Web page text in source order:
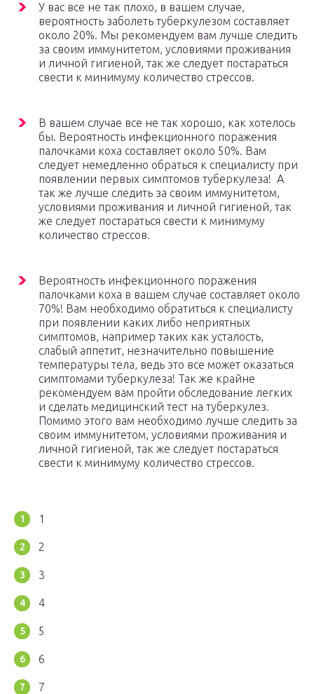
У вас все не так плохо, в вашем случае,
вероятность заболеть туберкулезом составляет
около 20%. Мы рекомендуем вам лучше следить
за своим иммунитетом, условиями проживания
и личной гигиеной, так же следует постараться
свести к минимуму количество стрессов.
В вашем случае все не так хорошо, как хотелось
бы. Вероятность инфекционного поражения
палочками коха составляет около 50%. Вам
следует немедленно обраться к специалисту при
появлении первых симптомов туберкулеза! А
так же лучше следить за своим иммунитетом,
условиями проживания и личной гигиеной, так
же следует постараться свести к минимуму
количество стрессов.
Вероятность инфекционного поражения
палочками коха в вашем случае составляет около
70%! Вам необходимо обратиться к специалисту
при появлении каких либо неприятных
симптомов, например таких как усталость,
слабый аппетит, незначительно повышение
температуры тела, ведь это все может оказаться
симптомами туберкулеза! Так же крайне
рекомендуем вам пройти обследование легких
и сделать медицинский тест на туберкулез.
Помимо этого вам необходимо лучше следить за
своим иммунитетом, условиями проживания и
личной гигиеной, так же следует постараться
свести к минимуму количество стрессов.
1
2
3
4
5
6
7